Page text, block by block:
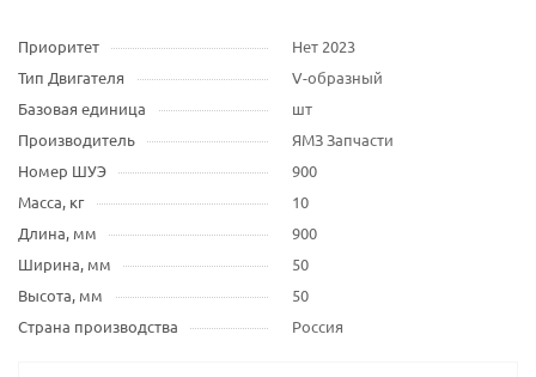
Приоритет
Нет 2023
Тип Двигателя
V-образный
Базовая единица
шт
Производитель
ЯМЗ Запчасти
Номер ШУЭ
900
Масса, кг
10
Длина, мм
900
Ширина, мм
50
Высота, мм
50
Страна производства
Россия